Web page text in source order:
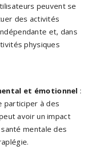
peuvent se
des activités
et, dans
physiques
et émotionnel :
participer à des
avoir un impact
mentale des